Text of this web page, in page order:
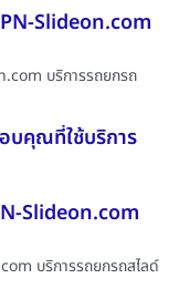
Slideon.com
บริการรถยกรถ
บคุณที่ใช้บริการ
Slideon.com
บริการรถยกรถสไลด์